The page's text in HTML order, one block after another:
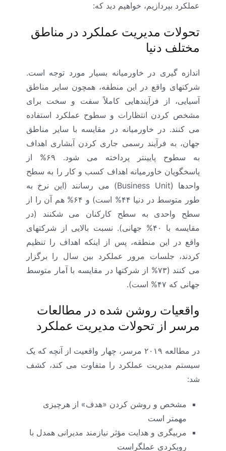
عملکرد بپردازیم، خواهیم دید که:
تحولات مدیریت عملکرد در مناطق
مختلف دنیا
اندازه ­گیری در خاورمیانه بسیار مورد توجه است.
شرکتهای واقع در این منطقه، همچون سایر مناطق
آسیایی، از فرآیندهایی کاملاً سفت و سخت برای
مشخص کردن انتظارات و سطوح عملکرد استفاده
می ­کنند. در خاورمیانه در مقایسه با سایر مناطق
جهان، به فرآیند رسمی جاری کردن آبشاری اهداف
به سطوح پایینتر پرداخته می ­شود. ۶۹% از
پاسخگویان خاورمیانه اهداف کسب و کار را به سطح
واحدها (Business Unit) می­ رسانند (این نرخ به
طور متوسط در دنیا ۴۴% است) و ۶۴% هم آن را از
سطح واحدی به سطح کارکنان می­ شکنند (در
مقایسه با ۴۰% جهانی). نسبت بالایی از شرکتهای
واقع در این منطقه، پس از اینکه اهداف را تنظیم
کردند، جلسات مرور عملکرد بین سال را برگزار
می­ کنند (۷۳% از شرکتها در مقایسه با آمار متوسط
جهانی که ۴۷% است).
واقعیات روشن شده در مطالعات
مرسر از تحولات مدیریت عملکرد
در مطالعه ۲۰۱۹ مرسر، چهار واقعیت از آنچه که یک
سیستم مدیریت عملکرد را متفاوت می­ کند، کشف
شد:
مشخص و روشن کردن «هدف» از هرچیزی
مهمتر است
مربی­گری و هدایت مؤثر نیازمند مدیرانی همدل با
رویکردی عملگراست